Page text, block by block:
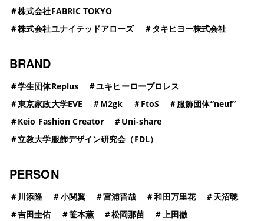
＃株式会社FABRIC TOKYO
＃株式会社ユナイテッドアローズ ＃タキヒヨー株式会社
BRAND
＃学生団体Replus ＃ユキヒーロープロレス
＃東京家政大学EVE ＃M2gk ＃FtoS ＃服飾団体”neuf”
＃Keio Fashion Creator ＃Uni-share
＃立教大学服飾デザイン研究会（FDL）
PERSON
＃ 川添隆 ＃小関翼 ＃宮浦晋哉 ＃和田万里花 ＃天沼聰
＃吉田圭佑 ＃笹本薫 ＃松岡那苗 ＃上田徹